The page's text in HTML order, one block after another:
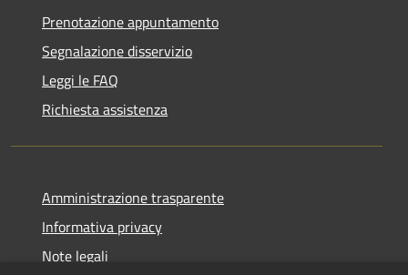
Prenotazione appuntamento
Segnalazione disservizio
Leggi le FAQ
Richiesta assistenza
Amministrazione trasparente
Informativa privacy
Note legali